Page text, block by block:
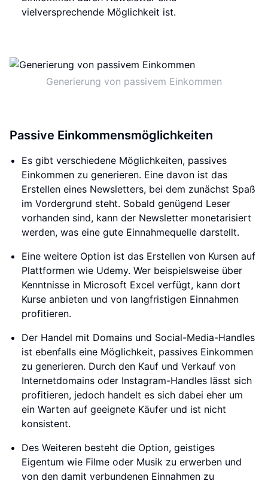
vielversprechende Möglichkeit ist.
Generierung von passivem Einkommen
Passive Einkommensmöglichkeiten
Es gibt verschiedene Möglichkeiten, passives
Einkommen zu generieren. Eine davon ist das
Erstellen eines Newsletters, bei dem zunächst Spaß
im Vordergrund steht. Sobald genügend Leser
vorhanden sind, kann der Newsletter monetarisiert
werden, was eine gute Einnahmequelle darstellt.
Eine weitere Option ist das Erstellen von Kursen auf
Plattformen wie Udemy. Wer beispielsweise über
Kenntnisse in Microsoft Excel verfügt, kann dort
Kurse anbieten und von langfristigen Einnahmen
profitieren.
Der Handel mit Domains und Social-Media-Handles
ist ebenfalls eine Möglichkeit, passives Einkommen
zu generieren. Durch den Kauf und Verkauf von
Internetdomains oder Instagram-Handles lässt sich
profitieren, jedoch handelt es sich dabei eher um
ein Warten auf geeignete Käufer und ist nicht
konsistent.
Des Weiteren besteht die Option, geistiges
Eigentum wie Filme oder Musik zu erwerben und
von den damit verbundenen Einnahmen zu